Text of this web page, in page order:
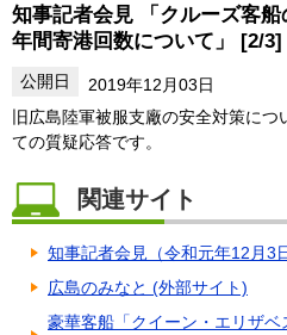
知事記者会見 「クルーズ客船
年間寄港回数について」 [2/3]
2019年12月03日
旧広島陸軍被服支廠の安全対策につ
ての質疑応答です。
関連サイト
知事記者会見（令和元年12月3
広島のみなと (外部サイト)
豪華客船「クイーン・エリザ